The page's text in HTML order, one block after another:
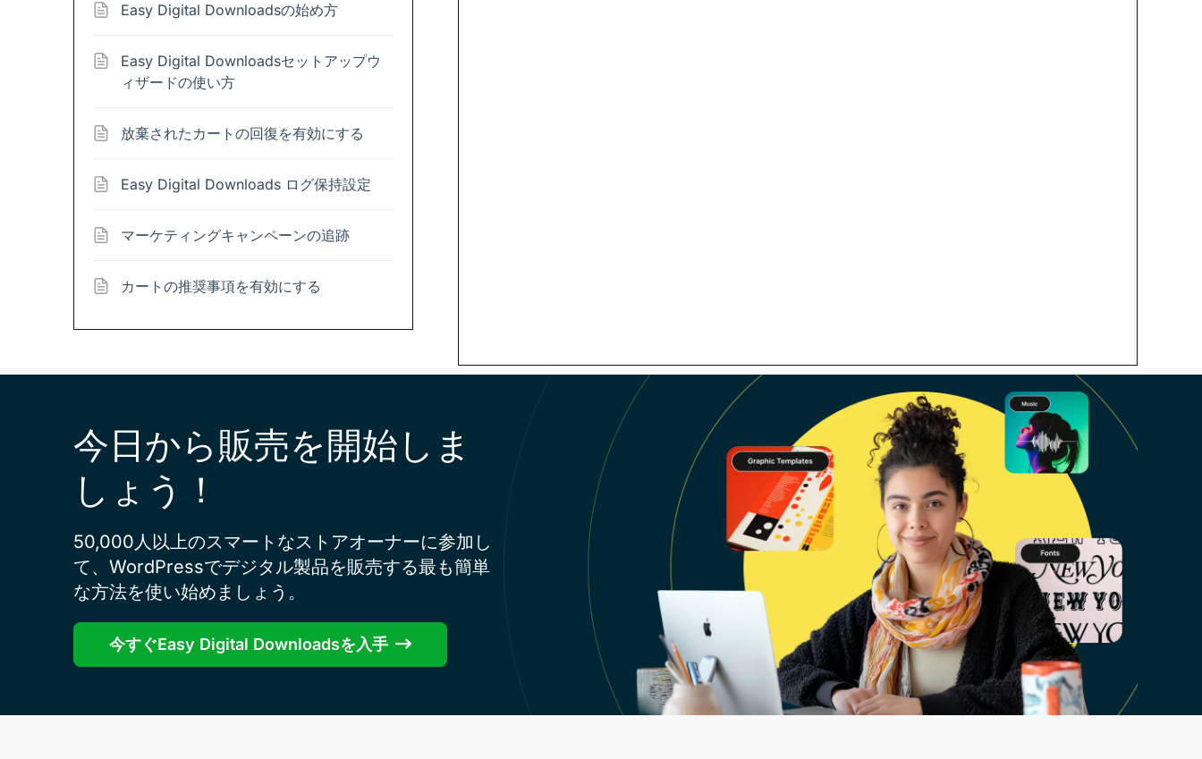
Easy Digital Downloadsの始め方
Easy Digital Downloadsセットアップウ
ィザードの使い方
放棄されたカートの回復を有効にする
Easy Digital Downloads ログ保持設定
マーケティングキャンペーンの追跡
カートの推奨事項を有効にする
今日から販売を開始しま
しょう！
50,000人以上のスマートなストアオーナーに参加し
て、WordPressでデジタル製品を販売する最も簡単
な方法を使い始めましょう。
今すぐEasy Digital Downloadsを入手